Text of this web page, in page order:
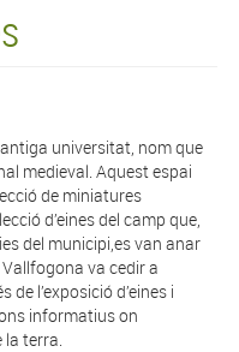
antiga universitat, nom que
medieval. Aquest espai
de miniatures
d’eines del camp que,
del municipi,es van anar
Vallfogona va cedir a
de l’exposició d’eines i
informatius on
la terra.